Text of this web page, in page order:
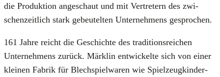
die Pro­duk­ti­on ange­schaut und mit Ver­tre­tern des zwi­
schen­zeit­lich stark gebeu­tel­ten Unter­neh­mens gespro­chen.
161 Jah­re reicht die Geschich­te des tra­di­ti­ons­rei­chen
Unter­neh­mens zurück. Märk­lin ent­wi­ckel­te sich von einer
klei­nen Fabrik für Blech­spiel­wa­ren wie Spiel­zeug­kin­der­